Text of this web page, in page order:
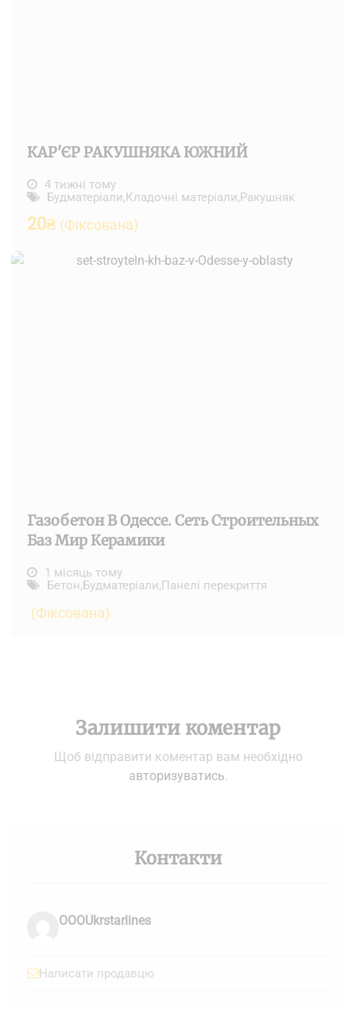
КАР'ЄР РАКУШНЯКА ЮЖНИЙ
4 тижні тому
Будматеріали,Кладочні матеріали,Ракушняк
20₴ (Фіксована)
Газобетон В Одессе. Сеть Строительных
Баз Мир Керамики
1 місяць тому
Бетон,Будматеріали,Панелі перекриття
(Фіксована)
Залишити коментар
Щоб відправити коментар вам необхідно
авторизуватись
Контакти
OOOUkrstarlines
Написати продавцю